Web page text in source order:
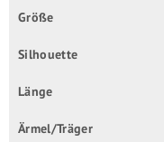
Größe
Silhouette
Länge
Ärmel/Träger